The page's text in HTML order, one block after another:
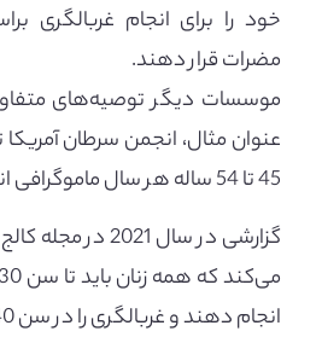
خود را برای انجام غربالگری
مضرات قرار دهند.
موسسات دیگر توصیه‌های
عنوان مثال، انجمن سرطان
45 تا 54 ساله هر سال ماموگرافی انجام دهند.
گزارشی در سال 2021
انجام دهند و غربالگری را در سن 40 سالگی شروع کنند.